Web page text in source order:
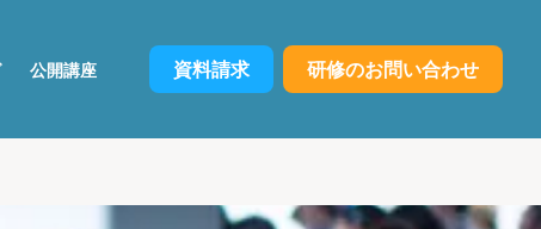
公開講座 資料請求 研修のお問い合わせ